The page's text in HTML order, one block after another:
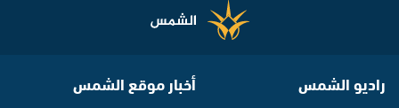
راديو الشمس أخبار موقع الشمس